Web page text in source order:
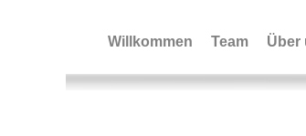
Willkommen Team Über